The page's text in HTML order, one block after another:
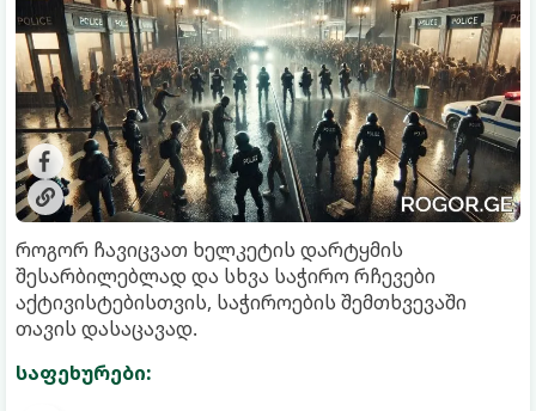
როგორ ჩავიცვათ ხელკეტის დარტყმის
შესარბილებლად და სხვა საჭირო რჩევები
აქტივისტებისთვის, საჭიროების შემთხვევაში
თავის დასაცავად.
საფეხურები: